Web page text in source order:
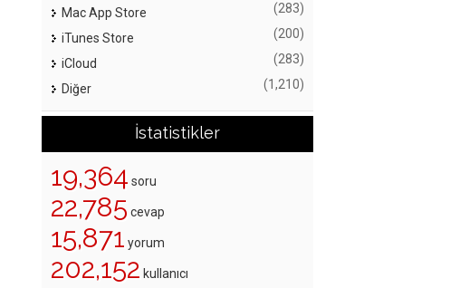
Mac App Store (283)
iTunes Store (200)
iCloud (283)
Diğer (1,210)
İstatistikler
19,364 soru
22,785 cevap
15,871 yorum
202,152 kullanıcı